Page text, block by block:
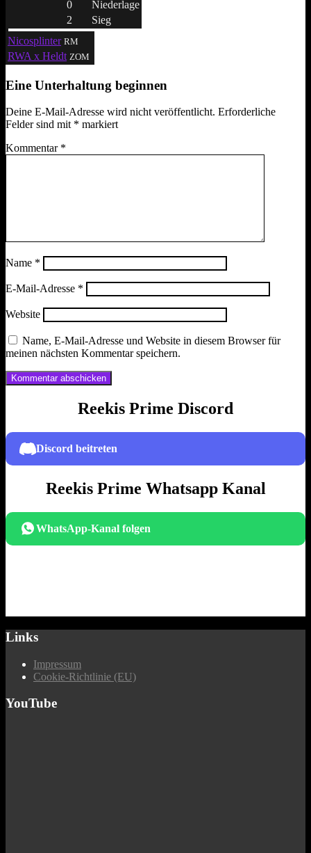
0
Niederlage
2
Sieg
Nicosplinter RM
RWA x Heldt ZOM
Eine Unterhaltung beginnen
Deine E-Mail-Adresse wird nicht veröffentlicht. Erforderliche
Felder sind mit * markiert
Kommentar *
Name *
E-Mail-Adresse *
Website
Name, E-Mail-Adresse und Website in diesem Browser für
meinen nächsten Kommentar speichern.
Reekis Prime Discord
Discord beitreten
Reekis Prime Whatsapp Kanal
WhatsApp-Kanal folgen
Links
Impressum
Cookie-Richtlinie (EU)
YouTube